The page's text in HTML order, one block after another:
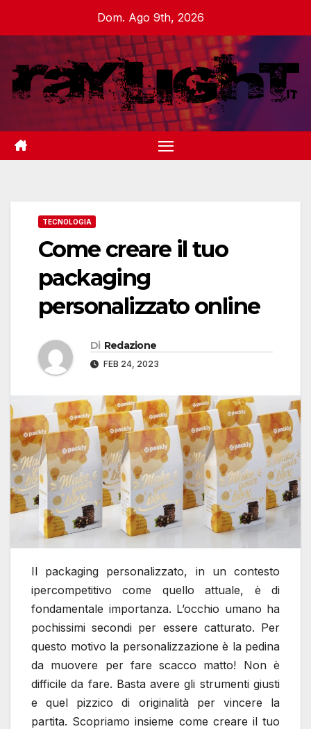
contenuto
Dom. Ago 9th, 2026
TECNOLOGIA
Come creare il tuo
packaging
personalizzato online
Di Redazione
FEB 24, 2023
Il packaging personalizzato, in un contesto
ipercompetitivo come quello attuale, è di
fondamentale importanza. L’occhio umano ha
pochissimi secondi per essere catturato. Per
questo motivo la personalizzazione è la pedina
da muovere per fare scacco matto! Non è
difficile da fare. Basta avere gli strumenti giusti
e quel pizzico di originalità per vincere la
partita. Scopriamo insieme come creare il tuo